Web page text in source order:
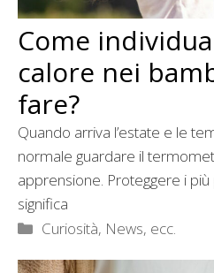
Come
calore nei
fare?
Quando arriva l’estate e le
normale guardare il
apprensione. Proteggere i
significa
Categorie
Curiosità, News, ecc.